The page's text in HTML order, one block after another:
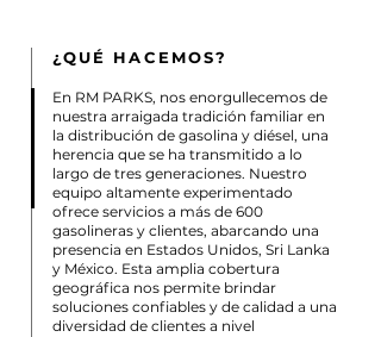
¿QUÉ HACEMOS?
En RM PARKS, nos enorgullecemos de
nuestra arraigada tradición familiar en
la distribución de gasolina y diésel, una
herencia que se ha transmitido a lo
largo de tres generaciones. Nuestro
equipo altamente experimentado
ofrece servicios a más de 600
gasolineras y clientes, abarcando una
presencia en Estados Unidos, Sri Lanka
y México. Esta amplia cobertura
geográfica nos permite brindar
soluciones confiables y de calidad a una
diversidad de clientes a nivel